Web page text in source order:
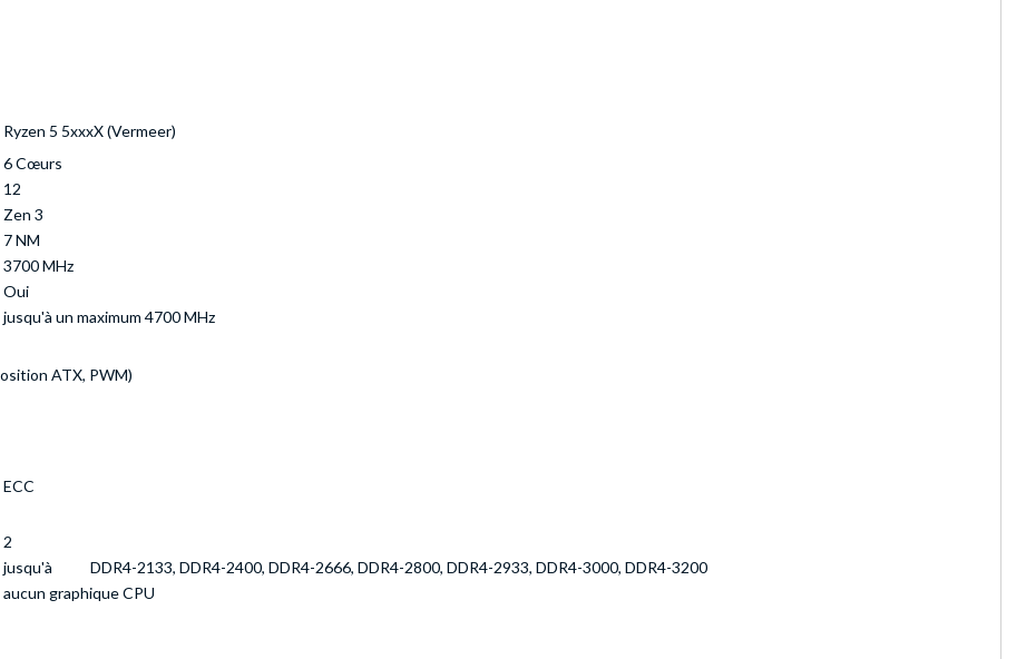
Ryzen 5 5xxxX (Vermeer)
6 Cœurs
12
Zen 3
7 NM
3700 MHz
Oui
jusqu'à un maximum 4700 MHz
ATX, PWM)
ECC
2
jusqu'à
DDR4-2133, DDR4-2400, DDR4-2666, DDR4-2800, DDR4-2933, DDR4-3000, DDR4-3200
aucun graphique CPU